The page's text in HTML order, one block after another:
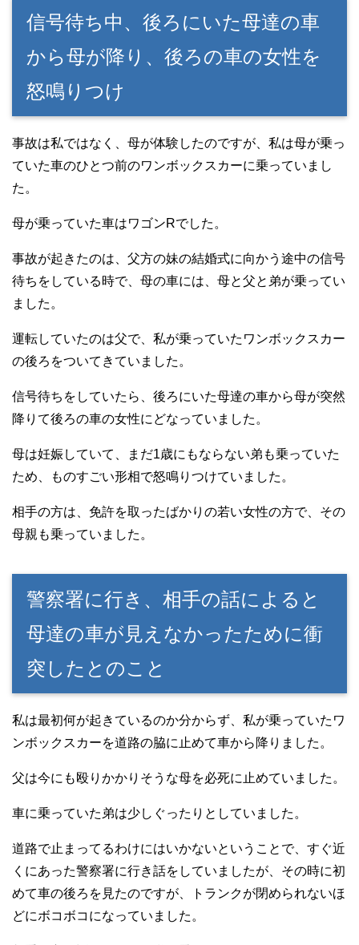
信号待ち中、後ろにいた母達の車
から母が降り、後ろの車の女性を
怒鳴りつけ
事故は私ではなく、母が体験したのですが、私は母が乗っ
ていた車のひとつ前のワンボックスカーに乗っていまし
た。
母が乗っていた車はワゴンRでした。
事故が起きたのは、父方の妹の結婚式に向かう途中の信号
待ちをしている時で、母の車には、母と父と弟が乗ってい
ました。
運転していたのは父で、私が乗っていたワンボックスカー
の後ろをついてきていました。
信号待ちをしていたら、後ろにいた母達の車から母が突然
降りて後ろの車の女性にどなっていました。
母は妊娠していて、まだ1歳にもならない弟も乗っていた
ため、ものすごい形相で怒鳴りつけていました。
相手の方は、免許を取ったばかりの若い女性の方で、その
母親も乗っていました。
警察署に行き、相手の話によると
母達の車が見えなかったために衝
突したとのこと
私は最初何が起きているのか分からず、私が乗っていたワ
ンボックスカーを道路の脇に止めて車から降りました。
父は今にも殴りかかりそうな母を必死に止めていました。
車に乗っていた弟は少しぐったりとしていました。
道路で止まってるわけにはいかないということで、すぐ近
くにあった警察署に行き話をしていましたが、その時に初
めて車の後ろを見たのですが、トランクが閉められないほ
どにボコボコになっていました。